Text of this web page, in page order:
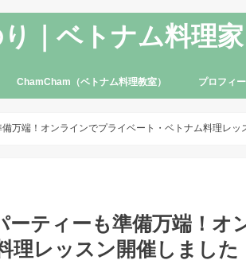
り｜ベトナム料理
ChamCham（ベトナム料理教室） プロフィ
万端！オンラインでプライベート・ベトナム料理レッ
ーティーも準備万端！オ
理レッスン開催しました